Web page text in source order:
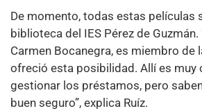
De momento, todas estas películas
biblioteca del IES Pérez de Guzmán.
Carmen Bocanegra, es miembro de
ofreció esta posibilidad. Allí es muy
gestionar los préstamos, pero
buen seguro”, explica Ruíz.